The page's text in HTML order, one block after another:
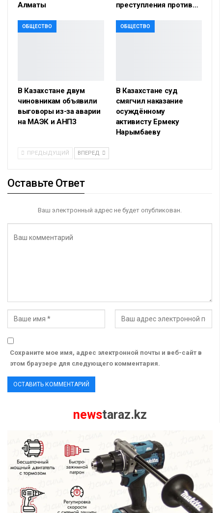
Алматы преступления против…
ОБЩЕСТВО
В Казахстане двум
чиновникам объявили
выговоры из-за аварии
на МАЭК и АНПЗ
ОБЩЕСТВО
В Казахстане суд
смягчил наказание
осуждённому
активисту Ермеку
Нарымбаеву
ПРЕДЫДУЩИЙ ВПЕРЕД
Оставьте Ответ
Ваш электронный адрес не будет опубликован.
Сохраните мое имя, адрес электронной почты и веб-сайт в
этом браузере для следующего комментария.
newstaraz.kz